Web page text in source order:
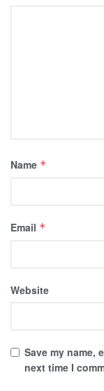
Name *
Email *
Website
Save my name,
next time I